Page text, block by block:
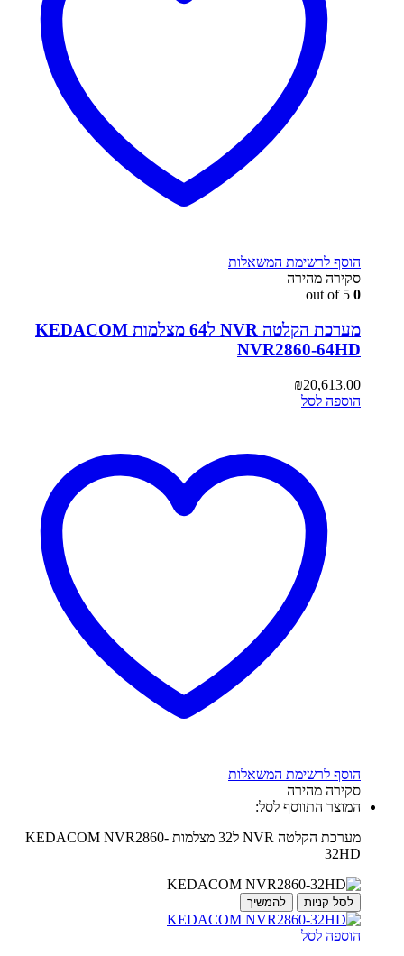
הוסף לרשימת המשאלות
סקירה מהירה
0
מערכת הקלטה NVR ל64 מצלמות KEDACOM
NVR2860-64HD
₪20,613.00
הוספה לסל
הוסף לרשימת המשאלות
סקירה מהירה
המוצר התווסף לסל:
מערכת הקלטה NVR ל32 מצלמות KEDACOM NVR2860-
32HD
לסל קניות להמשיך
הוספה לסל